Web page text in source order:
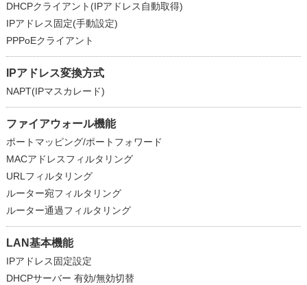
DHCPクライアント(IPアドレス自動取得)
IPアドレス固定(手動設定)
PPPoEクライアント
IPアドレス変換方式
NAPT(IPマスカレード)
ファイアウォール機能
ポートマッピング/ポートフォワード
MACアドレスフィルタリング
URLフィルタリング
ルーター宛フィルタリング
ルーター通過フィルタリング
LAN基本機能
IPアドレス固定設定
DHCPサーバー 有効/無効切替